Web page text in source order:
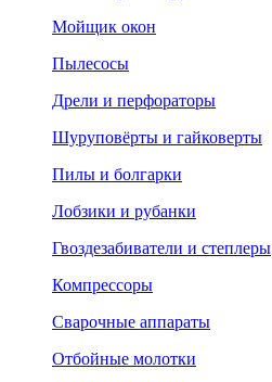
Мойщик окон
Пылесосы
Дрели и перфораторы
Шуруповёрты и гайковерты
Пилы и болгарки
Лобзики и рубанки
Гвоздезабиватели и степлеры
Компрессоры
Сварочные аппараты
Отбойные молотки